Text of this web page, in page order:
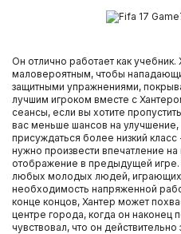
Он отлично работает как учебник.
маловероятным, чтобы
защитными упражнениями,
лучшим игроком вместе с
сеансы, если вы хотите
вас меньше шансов на
присуждаться более низкий
нужно произвести впечатление
отображение в предыдущей
любых молодых людей, играющих
необходимость напряженной
конце концов, Хантер может
центре города, когда он наконец
чувствовал, что он действительно